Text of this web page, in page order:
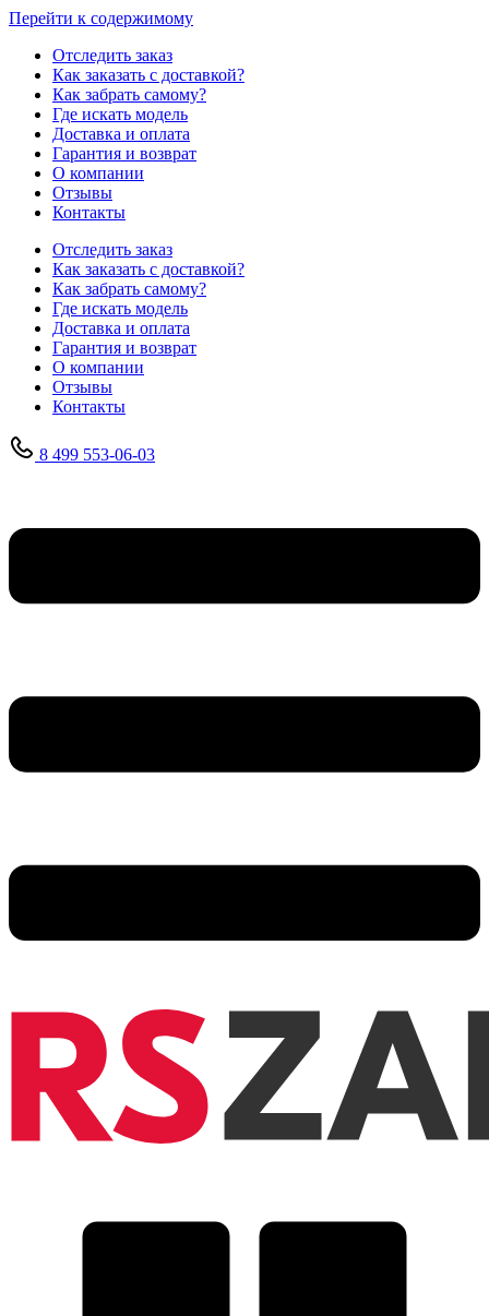
Перейти к содержимому
Отследить заказ
Как заказать с доставкой?
Как забрать самому?
Где искать модель
Доставка и оплата
Гарантия и возврат
О компании
Отзывы
Контакты
Отследить заказ
Как заказать с доставкой?
Как забрать самому?
Где искать модель
Доставка и оплата
Гарантия и возврат
О компании
Отзывы
Контакты
8 499 553-06-03